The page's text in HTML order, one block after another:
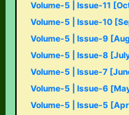
Volume-5 | Issue-11
Volume-5 | Issue-10
Volume-5 | Issue-9
Volume-5 | Issue-8
Volume-5 | Issue-7
Volume-5 | Issue-6
Volume-5 | Issue-5